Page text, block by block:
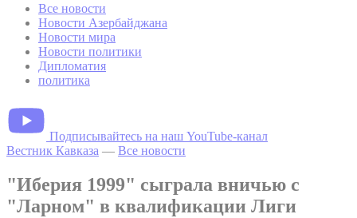
Все новости
Новости Азербайджана
Новости мира
Новости политики
Дипломатия
политика
Подписывайтесь на наш YouTube-канал
Вестник Кавказа — Все новости
"Иберия 1999" сыграла вничью с
"Ларном" в квалификации Лиги